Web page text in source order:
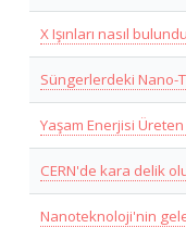
X Işınları nasıl
Süngerlerdeki Nano-
Yaşam Enerjisi
CERN'de kara delik
Nanoteknoloji'nin